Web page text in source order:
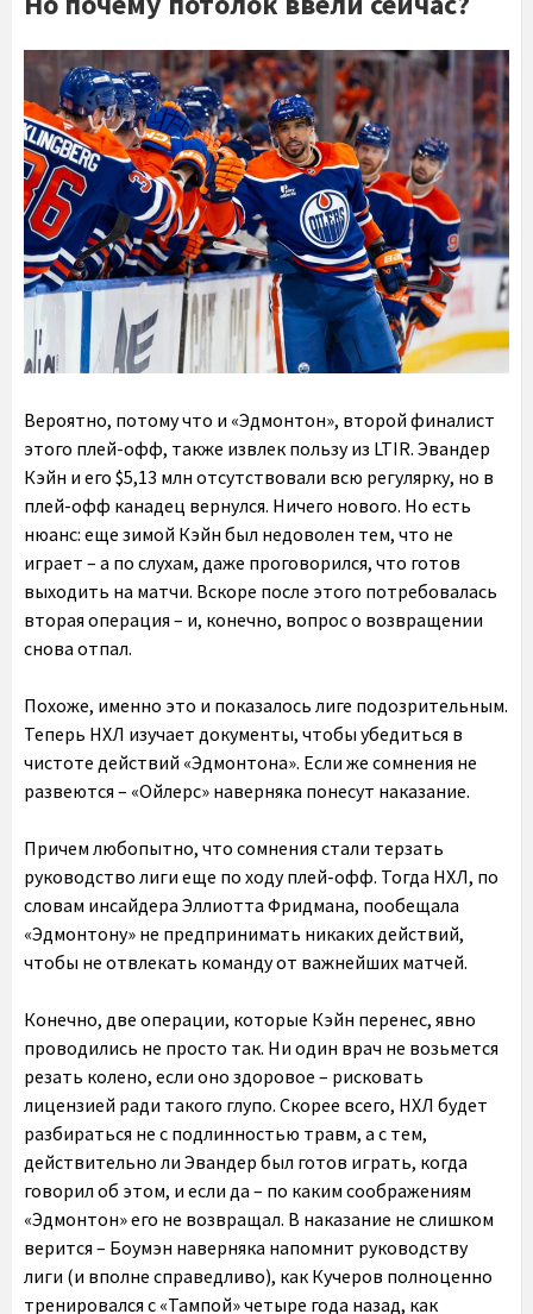
Вероятно, потому что и «Эдмонтон», второй финалист
этого плей-офф, также извлек пользу из LTIR. Эвандер
Кэйн и его $5,13 млн отсутствовали всю регулярку, но в
плей-офф канадец вернулся. Ничего нового. Но есть
нюанс: еще зимой Кэйн был недоволен тем, что не
играет – а по слухам, даже проговорился, что готов
выходить на матчи. Вскоре после этого потребовалась
вторая операция – и, конечно, вопрос о возвращении
снова отпал.
Похоже, именно это и показалось лиге подозрительным.
Теперь НХЛ изучает документы, чтобы убедиться в
чистоте действий «Эдмонтона». Если же сомнения не
развеются – «Ойлерс» наверняка понесут наказание.
Причем любопытно, что сомнения стали терзать
руководство лиги еще по ходу плей-офф. Тогда НХЛ, по
словам инсайдера Эллиотта Фридмана, пообещала
«Эдмонтону» не предпринимать никаких действий,
чтобы не отвлекать команду от важнейших матчей.
Конечно, две операции, которые Кэйн перенес, явно
проводились не просто так. Ни один врач не возьмется
резать колено, если оно здоровое – рисковать
лицензией ради такого глупо. Скорее всего, НХЛ будет
разбираться не с подлинностью травм, а с тем,
действительно ли Эвандер был готов играть, когда
говорил об этом, и если да – по каким соображениям
«Эдмонтон» его не возвращал. В наказание не слишком
верится – Боумэн наверняка напомнит руководству
лиги (и вполне справедливо), как Кучеров полноценно
тренировался с «Тампой» четыре года назад, как